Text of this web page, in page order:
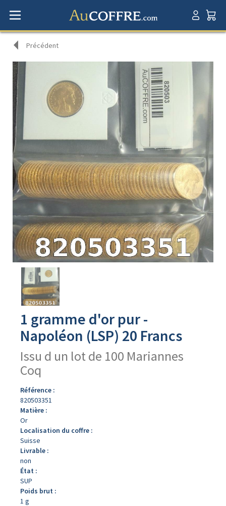
Précédent
Avers
produit
1 gramme d'or pur -
Napoléon (LSP) 20 Francs
Issu d un lot de 100 Mariannes
Coq
Référence :
820503351
Matière :
Or
Localisation du coffre :
Suisse
Livrable :
non
État :
SUP
Poids brut :
1 g